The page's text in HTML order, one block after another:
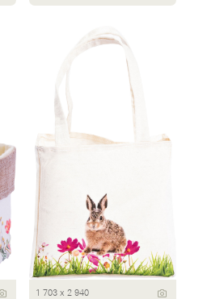
1 703 x 2 940